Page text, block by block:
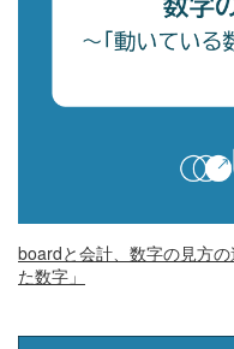
boardと会計、数字の見方
た数字」